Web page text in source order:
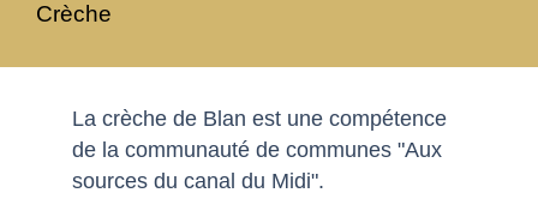
Crèche
La crèche de Blan est une compétence
de la communauté de communes "Aux
sources du canal du Midi".